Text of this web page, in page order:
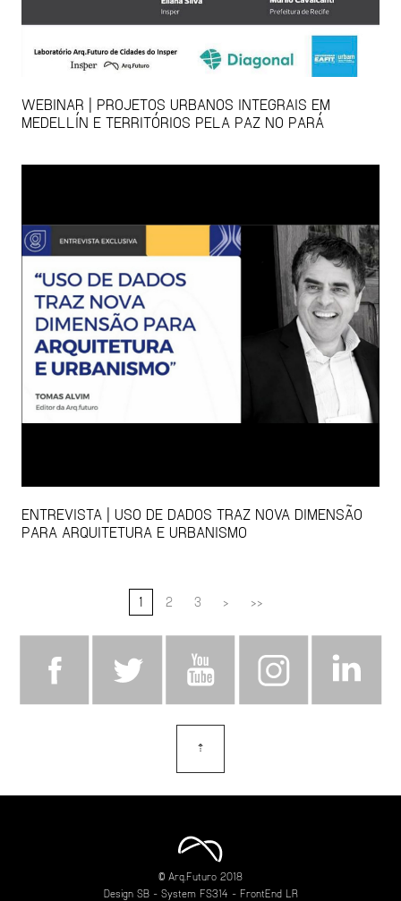
WEBINAR | PROJETOS URBANOS INTEGRAIS EM
MEDELLÍN E TERRITÓRIOS PELA PAZ NO PARÁ
ENTREVISTA | USO DE DADOS TRAZ NOVA DIMENSÃO
PARA ARQUITETURA E URBANISMO
1 2 3 > >>
⇡
© Arq.Futuro 2018
Design SB- System FS314 - FrontEnd LR